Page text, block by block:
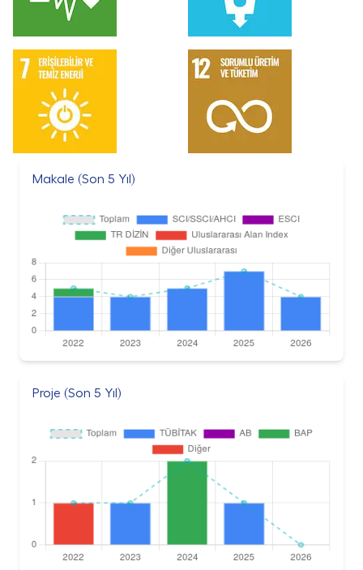
Makale (Son 5 Yıl)
Proje (Son 5 Yıl)